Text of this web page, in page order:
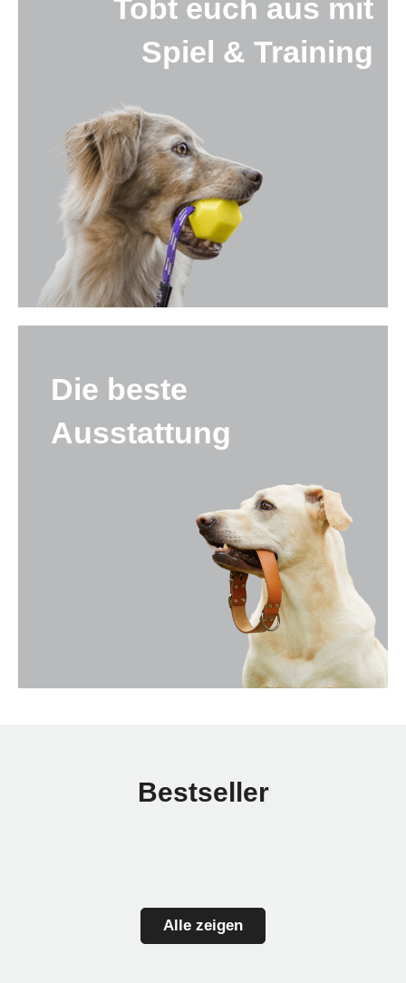
Tobt euch aus mit
Spiel & Training
Die beste
Ausstattung
Bestseller
Alle zeigen